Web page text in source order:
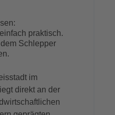
praktisch.
Schlepper
im
direkt an der